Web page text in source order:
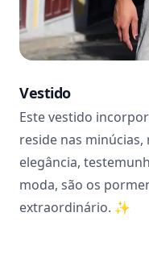
Vestido
Este vestido
reside nas minúcias,
elegância,
moda, são os
extraordinário. ✨